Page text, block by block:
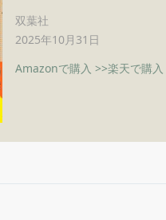
双葉社
2025年10月31日
Amazonで購入 >>楽天で購入